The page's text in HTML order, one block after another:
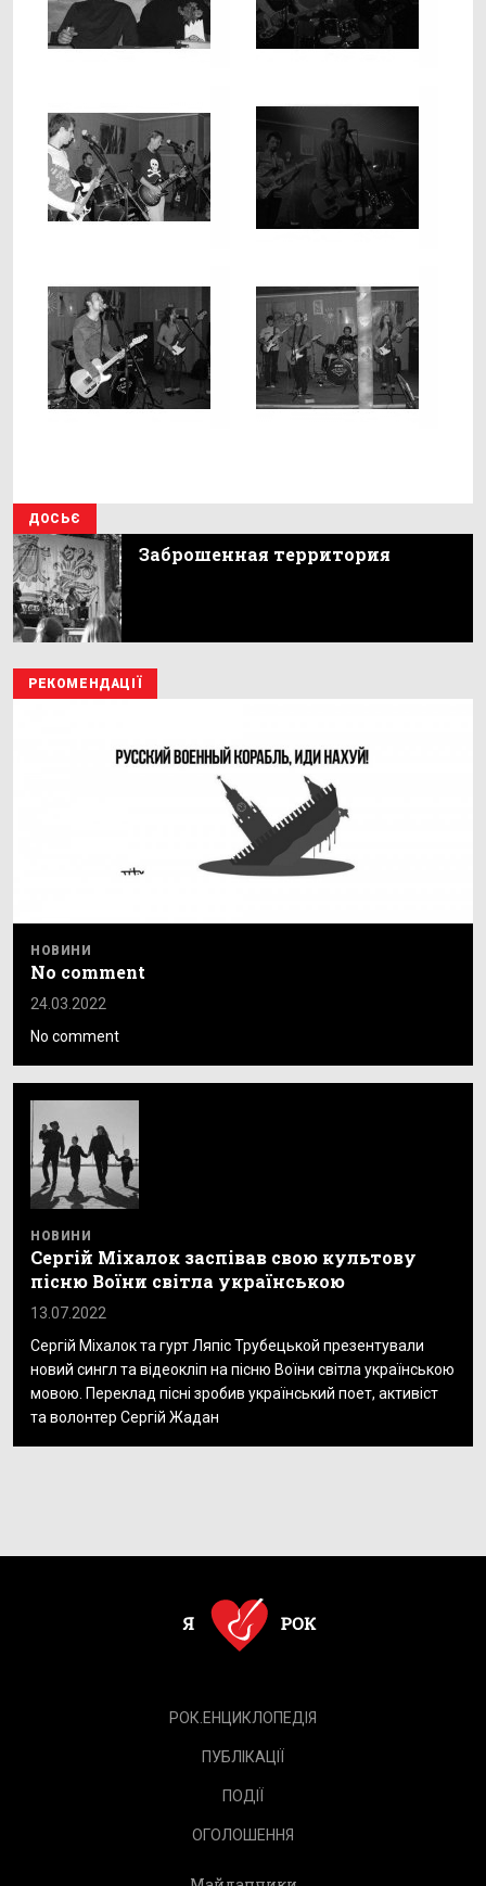
ДОСЬЄ
Заброшенная территория
РЕКОМЕНДАЦІЇ
НОВИНИ
No comment
24.03.2022
No comment
НОВИНИ
Сергій Міхалок заспівав свою культову
пісню Воїни світла українською
13.07.2022
Сергій Міхалок та гурт Ляпіс Трубецькой презентували
новий сингл та відеокліп на пісню Воїни світла українською
мовою. Переклад пісні зробив український поет, активіст
та волонтер Сергій Жадан
РОК.ЕНЦИКЛОПЕДІЯ
ПУБЛІКАЦІЇ
ПОДІЇ
ОГОЛОШЕННЯ